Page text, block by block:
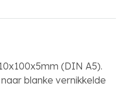
(DIN A5).
blanke vernikkelde